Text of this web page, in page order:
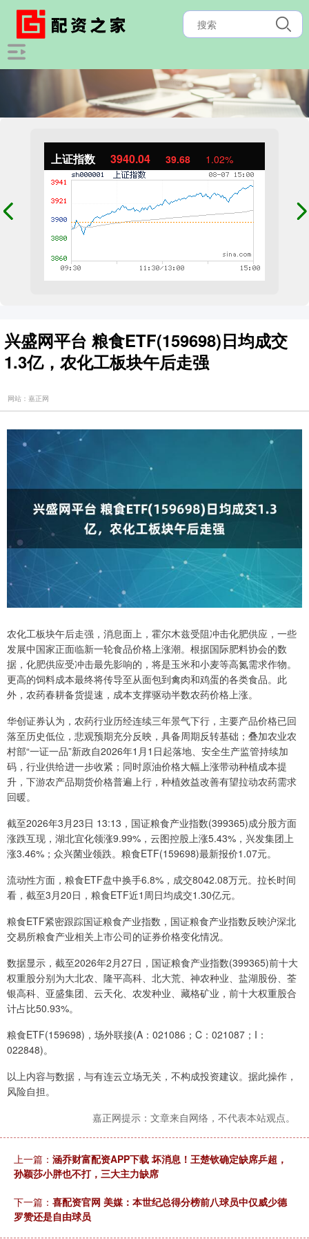
上证指数 3940.04 39.68 1.02%
兴盛网平台 粮食ETF(159698)日均成交
1.3亿，农化工板块午后走强
网站：嘉正网
农化工板块午后走强，消息面上，霍尔木兹受阻冲击化肥供应，一些
发展中国家正面临新一轮食品价格上涨潮。根据国际肥料协会的数
据，化肥供应受冲击最先影响的，将是玉米和小麦等高氮需求作物。
更高的饲料成本最终将传导至从面包到禽肉和鸡蛋的各类食品。此
外，农药春耕备货提速，成本支撑驱动半数农药价格上涨。
华创证券认为，农药行业历经连续三年景气下行，主要产品价格已回
落至历史低位，悲观预期充分反映，具备周期反转基础；叠加农业农
村部“一证一品”新政自2026年1月1日起落地、安全生产监管持续加
码，行业供给进一步收紧；同时原油价格大幅上涨带动种植成本提
升，下游农产品期货价格普遍上行，种植效益改善有望拉动农药需求
回暖。
截至2026年3月23日 13:13，国证粮食产业指数(399365)成分股方面
涨跌互现，湖北宜化领涨9.99%，云图控股上涨5.43%，兴发集团上
涨3.46%；众兴菌业领跌。粮食ETF(159698)最新报价1.07元。
流动性方面，粮食ETF盘中换手6.8%，成交8042.08万元。拉长时间
看，截至3月20日，粮食ETF近1周日均成交1.30亿元。
粮食ETF紧密跟踪国证粮食产业指数，国证粮食产业指数反映沪深北
交易所粮食产业相关上市公司的证券价格变化情况。
数据显示，截至2026年2月27日，国证粮食产业指数(399365)前十大
权重股分别为大北农、隆平高科、北大荒、神农种业、盐湖股份、荃
银高科、亚盛集团、云天化、农发种业、藏格矿业，前十大权重股合
计占比50.93%。
粮食ETF(159698)，场外联接(A：021086；C：021087；I：
022848)。
以上内容与数据，与有连云立场无关，不构成投资建议。据此操作，
风险自担。
嘉正网提示：文章来自网络，不代表本站观点。
上一篇： 涵乔财富配资APP下载 坏消息！王楚钦确定缺席乒超，
孙颖莎小胖也不打，三大主力缺席
下一篇： 喜配资官网 美媒：本世纪总得分榜前八球员中仅威少德
罗赞还是自由球员